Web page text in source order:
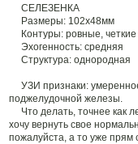
СЕЛЕЗЕНКА
Размеры: 102х48мм
Контуры: ровные, четкие
Эхогенность: средняя
Структура: однородная
УЗИ признаки:
поджелудочной железы.
Что делать, точнее как
хочу вернуть свое
пожалуйста, а то уже прям